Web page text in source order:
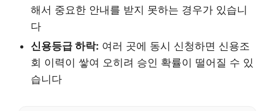
해서 중요한 안내를 받지 못하는 경우가 있습니
다
신용등급 하락: 여러 곳에 동시 신청하면 신용조
회 이력이 쌓여 오히려 승인 확률이 떨어질 수 있
습니다